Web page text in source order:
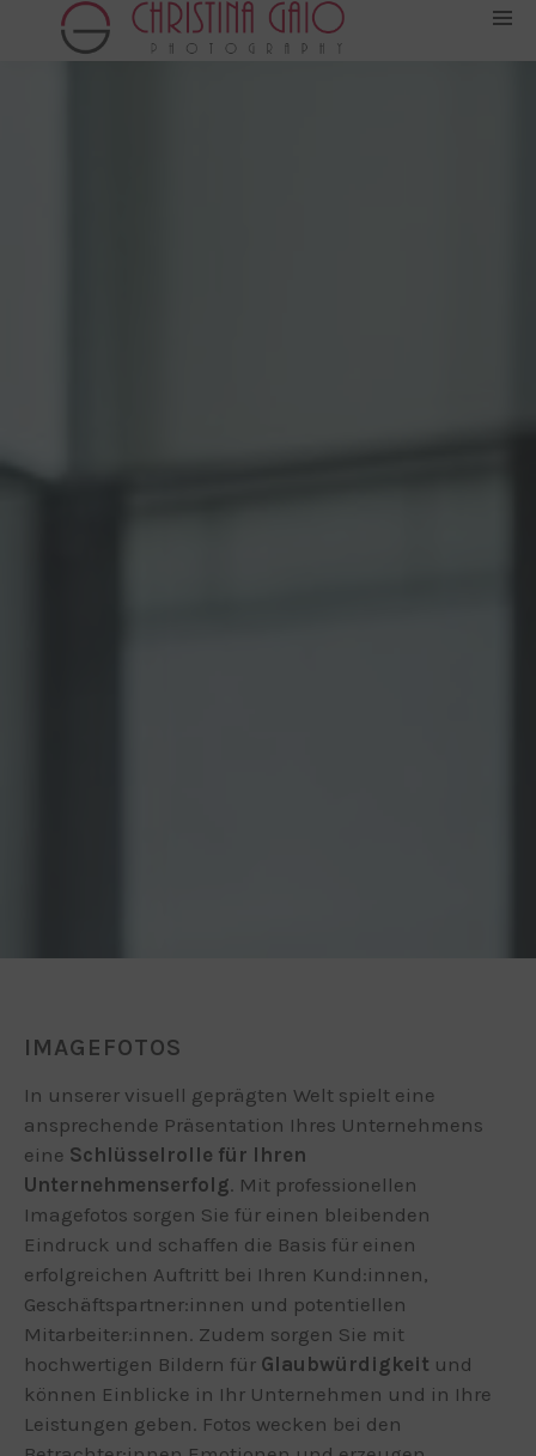
IMAGEFOTOS
In unserer visuell geprägten Welt spielt eine
ansprechende Präsentation Ihres Unternehmens
eine Schlüsselrolle für Ihren
Unternehmenserfolg. Mit professionellen
Imagefotos sorgen Sie für einen bleibenden
Eindruck und schaffen die Basis für einen
erfolgreichen Auftritt bei Ihren Kund:innen,
Geschäftspartner:innen und potentiellen
Mitarbeiter:innen. Zudem sorgen Sie mit
hochwertigen Bildern für Glaubwürdigkeit und
können Einblicke in Ihr Unternehmen und in Ihre
Leistungen geben. Fotos wecken bei den